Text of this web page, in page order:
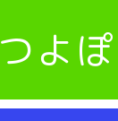
つよ